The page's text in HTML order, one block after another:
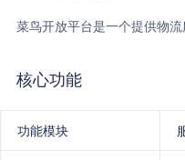
菜鸟开放平台是一个提供物
核心功能
功能模块